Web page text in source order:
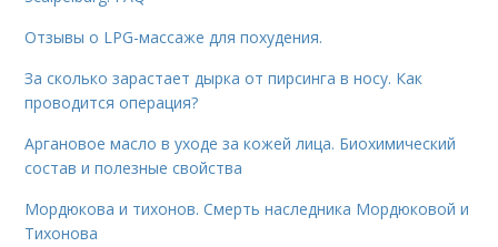
Отзывы о LPG-массаже для похудения.
За сколько зарастает дырка от пирсинга в носу. Как
проводится операция?
Аргановое масло в уходе за кожей лица. Биохимический
состав и полезные свойства
Мордюкова и тихонов. Смерть наследника Мордюковой и
Тихонова